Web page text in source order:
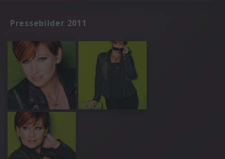
Pressebilder 2011